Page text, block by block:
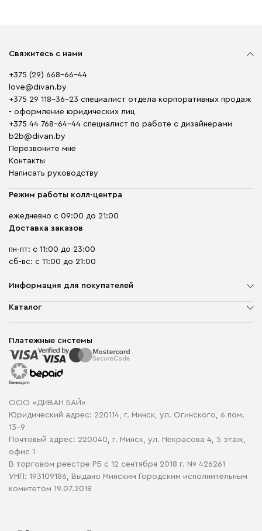
Свяжитесь с нами
+375 (29) 668-66-44
love@divan.by
+375 29 118-36-23 специалист отдела корпоративных продаж
- оформление юридических лиц
+375 44 768-64-44 специалист по работе с дизайнерами
b2b@divan.by
Перезвоните мне
Контакты
Написать руководству
Режим работы колл-центра
ежедневно с 09:00 до 21:00
Доставка заказов
пн-пт: с 11:00 до 23:00
сб-вс: с 11:00 до 21:00
Информация для покупателей
О компании
Способы оплаты
Рассрочка и кредит
Гарантия
Карта сайта
Политика конфиденциальности
Политика в отношении обработки cookie
Каталог
Корпусная мебель
Распродажа мебели
Платежные системы
ООО «ДИВАН БАЙ»
Юридический адрес: 220114, г. Минск, ул. Огинского, 6 пом.
13-9
Почтовый адрес: 220040, г. Минск, ул. Некрасова 4, 5 этаж,
офис 1
В торговом реестре РБ с 12 сентября 2018 г. № 426261
УНП: 193109186, Выдано Минским Городским исполнительным
комитетом 19.07.2018